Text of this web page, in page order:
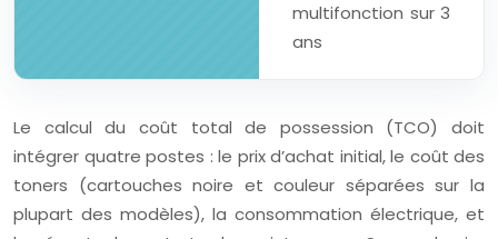
multifonction sur 3
ans
Le calcul du coût total de possession (TCO) doit
intégrer quatre postes : le prix d’achat initial, le coût des
toners (cartouches noire et couleur séparées sur la
plupart des modèles), la consommation électrique, et